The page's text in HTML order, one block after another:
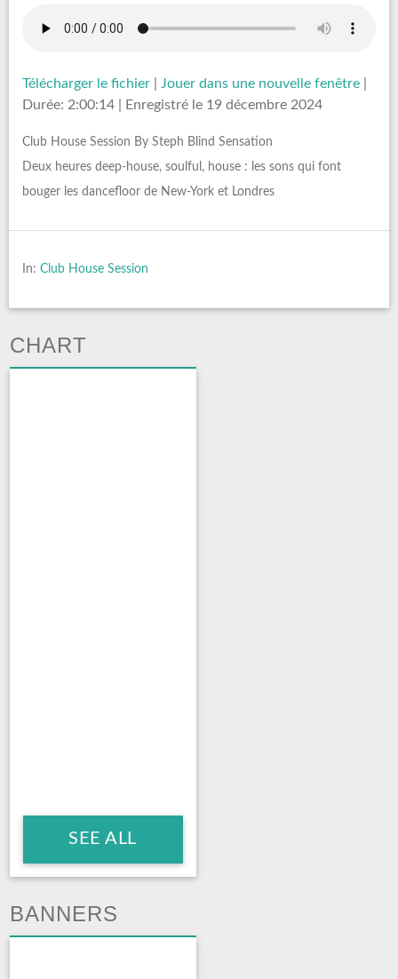
Télécharger le fichier Jouer dans une nouvelle fenêtre
Durée: 2:00:14
Enregistré le 19 décembre 2024
Club House Session By Steph Blind Sensation
Deux heures deep-house, soulful, house : les sons qui font
bouger les dancefloor de New-York et Londres
In: Club House Session
CHART
SEE ALL
BANNERS